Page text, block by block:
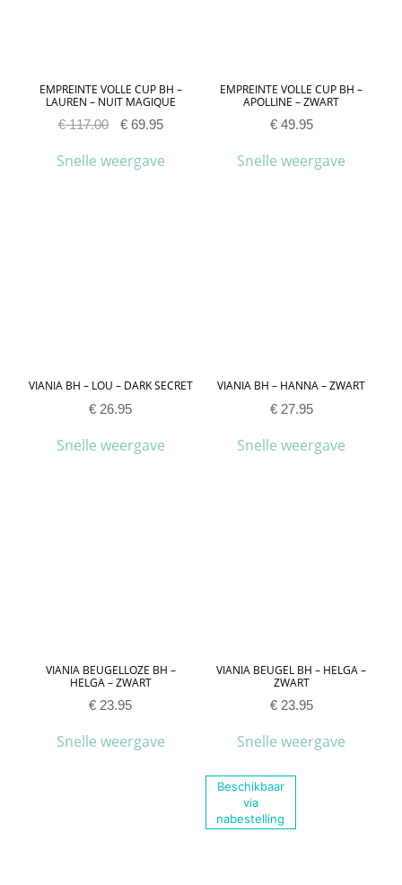
EMPREINTE VOLLE CUP BH –
LAUREN – NUIT MAGIQUE
€117.00 €69.95
Snelle weergave
EMPREINTE VOLLE CUP BH –
APOLLINE – ZWART
€49.95
Snelle weergave
VIANIA BH – LOU – DARK SECRET
€ 26.95
Snelle weergave
VIANIA BH – HANNA – ZWART
€27.95
Snelle weergave
VIANIA BEUGELLOZE BH –
HELGA – ZWART
€ 23.95
Snelle weergave
VIANIA BEUGEL BH – HELGA –
ZWART
€23.95
Snelle weergave
Beschikbaar
via
nabestelling